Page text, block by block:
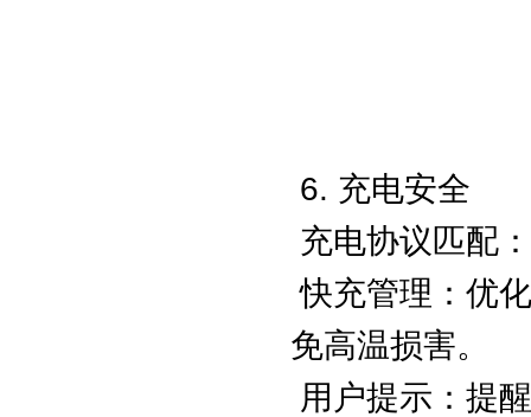
6. 充电安全
充电协议匹配
快充管理：优
免高温损害。
用户提示：提